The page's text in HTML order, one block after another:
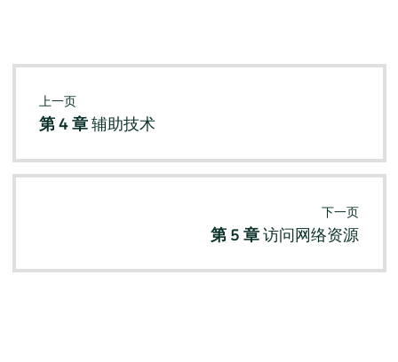
上一页
第 4 章辅助技术
下一页
第 5 章访问网络资源